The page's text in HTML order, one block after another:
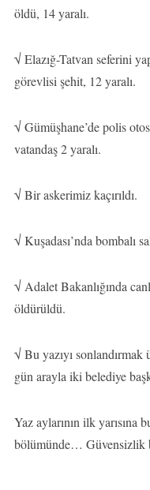
öldü, 14 yaralı.
√ Elazığ-Tatvan seferini
görevlisi şehit, 12 yaralı.
√ Gümüşhane’de polis
vatandaş 2 yaralı.
√ Bir askerimiz kaçırıldı.
√ Kuşadası’nda bombalı
√ Adalet Bakanlığında
öldürüldü.
√ Bu yazıyı
gün arayla iki belediye
Yaz aylarının ilk yarısına
bölümünde… Güvensizlik